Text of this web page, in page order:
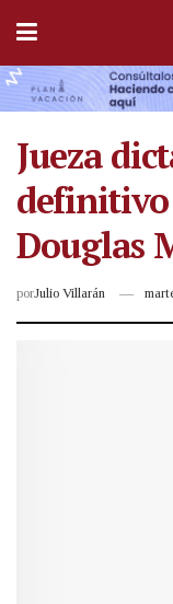
Jueza
definitivo
Douglas
porJulio Villarán